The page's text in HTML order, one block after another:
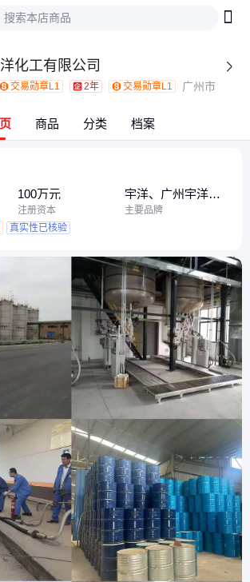
化工有限公司 
交易勋章L1 2年 交易勋章L1 广州市
商品 分类 档案
100万元
注册资本
宇洋、广州宇洋化
工、宇洋化工
主要品牌
真实性已核验